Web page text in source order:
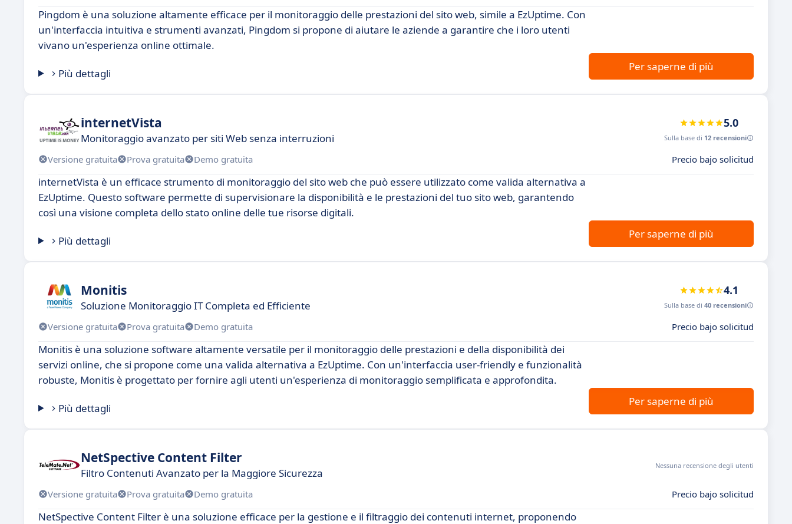
Pingdom è una soluzione altamente efficace per il monitoraggio delle prestazioni del sito web, simile a EzUptime. Con
un'interfaccia intuitiva e strumenti avanzati, Pingdom si propone di aiutare le aziende a garantire che i loro utenti
vivano un'esperienza online ottimale.
Più dettagli
Per saperne di più
internetVista
Monitoraggio avanzato per siti Web senza interruzioni
5.0
Sulla base di 12 recensioni
Versione gratuita Prova gratuita Demo gratuita Precio bajo solicitud
internetVista è un efficace strumento di monitoraggio del sito web che può essere utilizzato come valida alternativa a
EzUptime. Questo software permette di supervisionare la disponibilità e le prestazioni del tuo sito web, garantendo
così una visione completa dello stato online delle tue risorse digitali.
Più dettagli
Per saperne di più
Monitis
Soluzione Monitoraggio IT Completa ed Efficiente
4.1
Sulla base di 40 recensioni
Versione gratuita Prova gratuita Demo gratuita Precio bajo solicitud
Monitis è una soluzione software altamente versatile per il monitoraggio delle prestazioni e della disponibilità dei
servizi online, che si propone come una valida alternativa a EzUptime. Con un'interfaccia user-friendly e funzionalità
robuste, Monitis è progettato per fornire agli utenti un'esperienza di monitoraggio semplificata e approfondita.
Più dettagli
Per saperne di più
NetSpective Content Filter
Filtro Contenuti Avanzato per la Maggiore Sicurezza
Nessuna recensione degli utenti
Versione gratuita Prova gratuita Demo gratuita Precio bajo solicitud
NetSpective Content Filter è una soluzione efficace per la gestione e il filtraggio dei contenuti internet, proponendo